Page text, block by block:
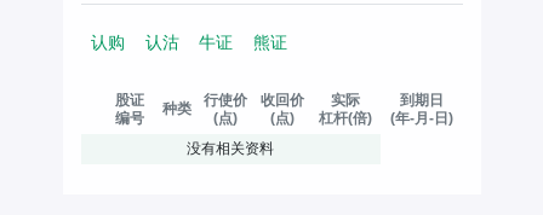
认购 认沽 牛证 熊证
股证
编号
种类
行使价
(点)
收回价
(点)
实际
杠杆(倍)
到期日
(年-月-日)
没有相关资料